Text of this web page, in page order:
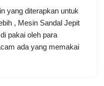
yang diterapkan untuk
, Mesin Sandal Jepit
pakai oleh para
ada yang memakai